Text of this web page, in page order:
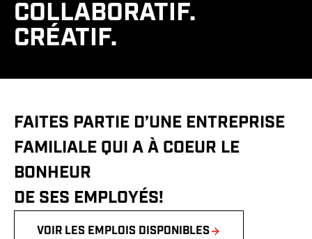
COLLABORATIF.
CRÉATIF.
FAITES PARTIE D’UNE ENTREPRISE
FAMILIALE QUI A À COEUR LE
BONHEUR
DE SES EMPLOYÉS!
VOIR LES EMPLOIS DISPONIBLES